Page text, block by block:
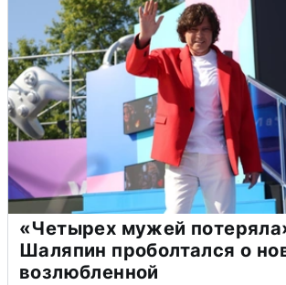
«Четырех мужей
Шаляпин проболтался о
возлюбленной